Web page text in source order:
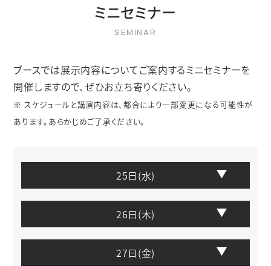
ミニセミナー
ブースでは展示内容についてご案内するミニセミナーを
開催しますので、ぜひお立ち寄りください。
※ スケジュールと講演内容は、都合により一部変更になる可能性が
あります。あらかじめご了承ください。
25日(水)
26日(木)
27日(金)